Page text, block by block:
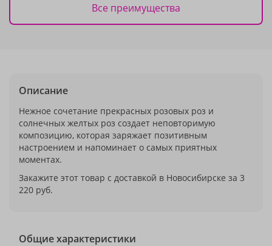
Все преимущества
Описание
Нежное сочетание прекрасных розовых роз и
солнечных желтых роз создает неповторимую
композицию, которая заряжает позитивным
настроением и напоминает о самых приятных
моментах.
Закажите этот товар с доставкой в Новосибирске за 3
220 руб.
Общие характеристики